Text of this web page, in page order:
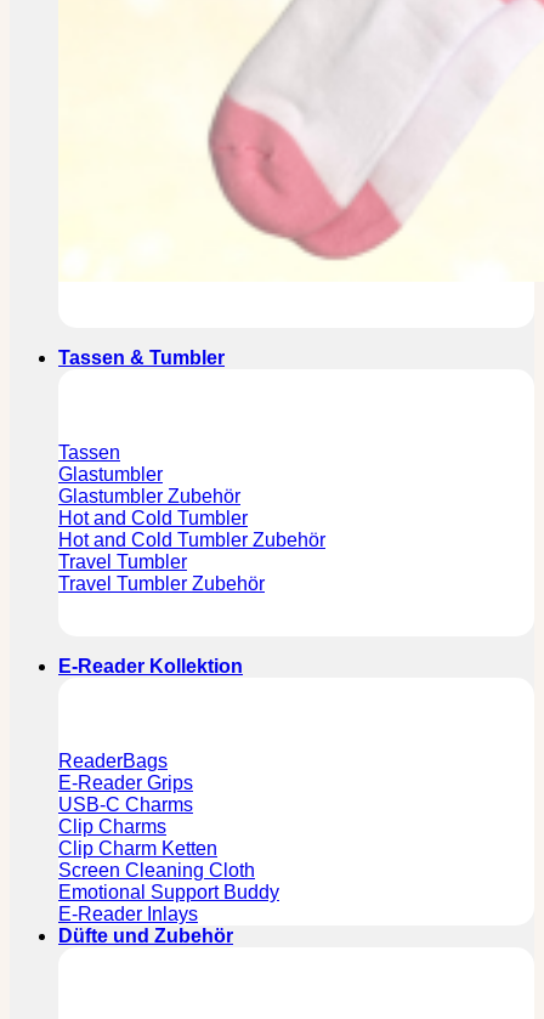
Tassen & Tumbler
Tassen
Glastumbler
Glastumbler Zubehör
Hot and Cold Tumbler
Hot and Cold Tumbler Zubehör
Travel Tumbler
Travel Tumbler Zubehör
E-Reader Kollektion
ReaderBags
E-Reader Grips
USB-C Charms
Clip Charms
Clip Charm Ketten
Screen Cleaning Cloth
Emotional Support Buddy
E-Reader Inlays
Düfte und Zubehör